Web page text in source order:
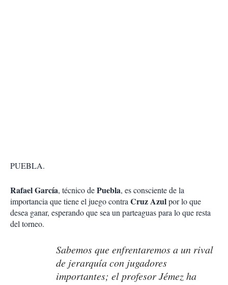
PUEBLA.
Rafael García, técnico dePuebla, es consciente de la
importancia que tiene el juego contraCruz Azulpor lo que
desea ganar, esperando que sea un parteaguas para lo que resta
del torneo.
Sabemos que enfrentaremos a un rival
de jerarquía con jugadores
importantes; el profesor Jémez ha